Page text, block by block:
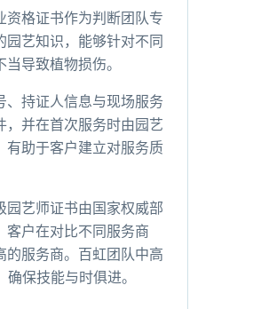
格证书作为判断团队专
艺知识，能够针对不同
导致植物损伤。
、持证人信息与现场服务
，并在首次服务时由园艺
有助于客户建立对服务质
园艺师证书由国家权威部
客户在对比不同服务商
的服务商。百虹团队中高
保技能与时俱进。